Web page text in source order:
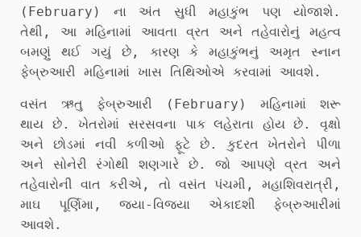
(February) ના અંત સુધી મહાકુંભ પણ યોજાશે.
તેથી, આ મહિનામાં આવતા વ્રત અને તહેવારોનું મહત્વ
બમણું થઈ ગયું છે, કારણ કે મહાકુંભનું અમૃત સ્નાન
ફેબ્રુઆરી મહિનામાં ખાસ તિથિઓએ કરવામાં આવશે.
વસંત ઋતુ ફેબ્રુઆરી (February) મહિનામાં શરૂ
થાય છે. ખેતરોમાં સરસવના પાક લહેરાતા હોય છે. વૃક્ષો
અને છોડમાં નવી કળીઓ ફૂટે છે. કુદરત ખેતરોને પીળા
અને સોનેરી રંગોથી શણગારે છે. જો આપણે વ્રત અને
તહેવારોની વાત કરીએ, તો વસંત પંચમી, મહાશિવરાત્રી,
માઘ પૂર્ણિમા, જયા-વિજયા એકાદશી ફેબ્રુઆરીમાં
આવશે.